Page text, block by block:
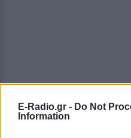
E-Radio.gr - Do Not
Information